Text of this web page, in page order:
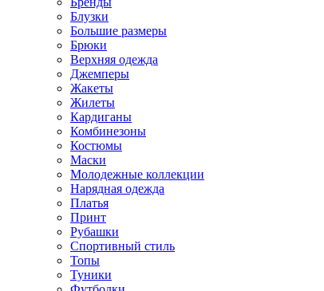
Блузки
Большие размеры
Брюки
Верхняя одежда
Джемперы
Жакеты
Жилеты
Кардиганы
Комбинезоны
Костюмы
Маски
Молодежные коллекции
Нарядная одежда
Платья
Принт
Рубашки
Спортивный стиль
Топы
Туники